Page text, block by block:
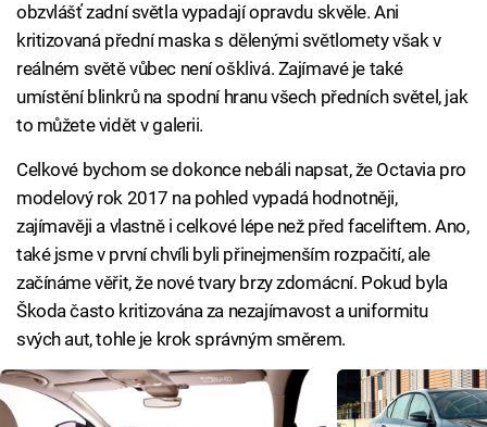
obzvlášť zadní světla vypadají opravdu skvěle. Ani
kritizovaná přední maska s dělenými světlomety však v
reálném světě vůbec není ošklivá. Zajímavé je také
umístění blinkrů na spodní hranu všech předních světel, jak
to můžete vidět v galerii.
Celkové bychom se dokonce nebáli napsat, že Octavia pro
modelový rok 2017 na pohled vypadá hodnotněji,
zajímavěji a vlastně i celkové lépe než před faceliftem. Ano,
také jsme v první chvíli byli přinejmenším rozpačití, ale
začínáme věřit, že nové tvary brzy zdomácní. Pokud byla
Škoda často kritizována za nezajímavost a uniformitu
svých aut, tohle je krok správným směrem.